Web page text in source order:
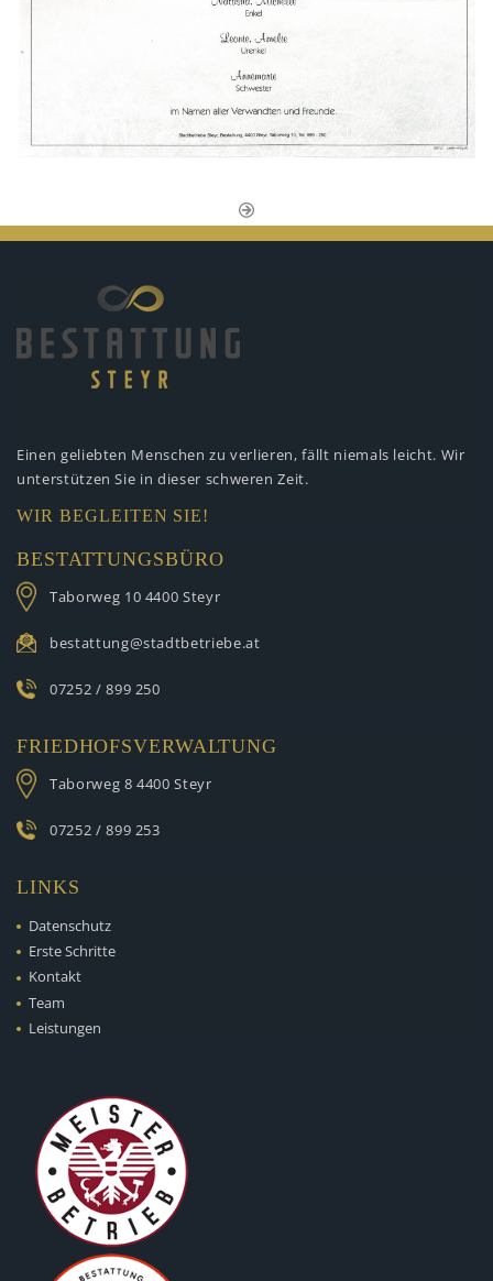
Einen geliebten Menschen zu verlieren, fällt niemals leicht. Wir
unterstützen Sie in dieser schweren Zeit.
WIR BEGLEITEN SIE!
BESTATTUNGSBÜRO
Taborweg 10 4400 Steyr
bestattung@stadtbetriebe.at
07252 / 899 250
FRIEDHOFSVERWALTUNG
Taborweg 8 4400 Steyr
07252 / 899 253
LINKS
Datenschutz
Erste Schritte
Kontakt
Team
Leistungen